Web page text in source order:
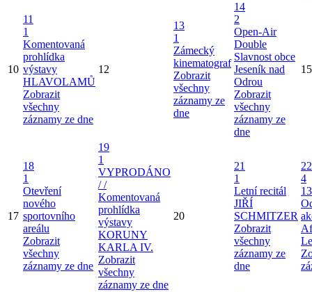
10
11
1
Komentovaná
prohlídka
výstavy
HLAVOLAMŮ
Zobrazit
všechny
záznamy ze dne
12
13
1
Zámecký
kinematograf
Zobrazit
všechny
záznamy ze
dne
14
2
Open-Air
Double
Slavnost obce
Jeseník nad
Odrou
Zobrazit
všechny
záznamy ze
dne
15
17
18
1
Otevření
nového
sportovního
areálu
Zobrazit
všechny
záznamy ze dne
19
1
VYPRODÁNO
/ /
Komentovaná
prohlídka
výstavy
KORUNY
KARLA IV.
Zobrazit
všechny
záznamy ze dne
20
21
1
Letní recitál
JIŘÍ
SCHMITZER
Zobrazit
všechny
záznamy ze
dne
22
4